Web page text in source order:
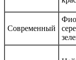
Современный